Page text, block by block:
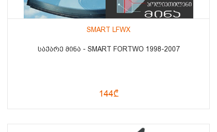
SMART LFWX
ᲡᲐᲥᲐᲠᲔ ᲛᲘᲜᲐ - SMART FORTWO 1998-2007
144₾